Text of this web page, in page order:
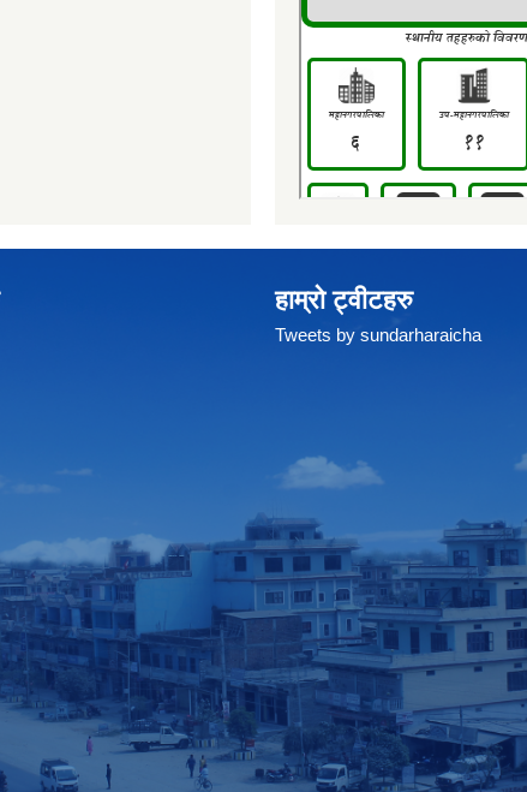
हाम्रो ट्वीटहरु
Tweets by sundarharaicha